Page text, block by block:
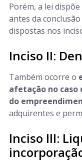
Porém, a lei
antes da
dispostas nos
Inciso II:
Também ocorre o
afetação no caso
do
adquirentes e
Inciso III: